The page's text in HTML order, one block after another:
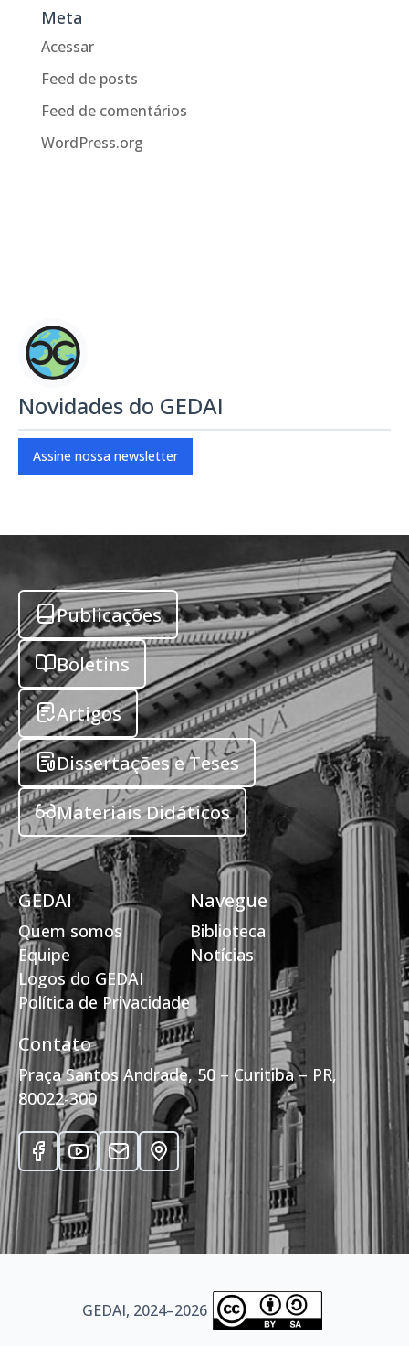
Meta
Acessar
Feed de posts
Feed de comentários
WordPress.org
Novidades do GEDAI
Assine nossa newsletter
Publicações
Boletins
Artigos
Dissertações e Teses
Materiais Didáticos
GEDAI
Quem somos
Equipe
Logos do GEDAI
Política de Privacidade
Navegue
Biblioteca
Notícias
Contato
Praça Santos Andrade, 50 – Curitiba – PR,
80022-300
GEDAI, 2024–2026